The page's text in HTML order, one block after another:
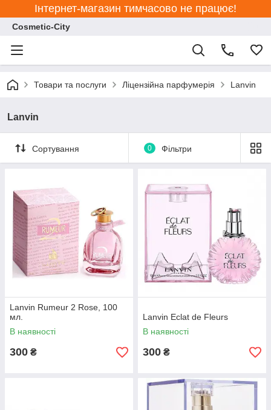
Інтернет-магазин тимчасово не працює!
Cosmetic-City
Товари та послуги Ліцензійна парфумерія Lanvin
Lanvin
Сортування 0 Фільтри
Lanvin Rumeur 2 Rose, 100
мл.
В наявності
300 ₴
Lanvin Eclat de Fleurs
В наявності
300 ₴